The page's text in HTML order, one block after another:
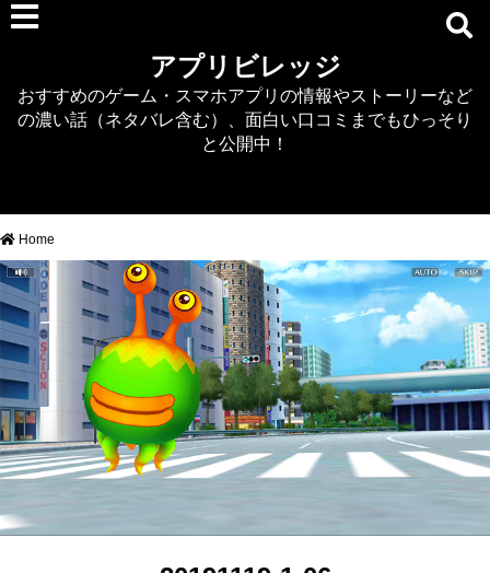
デタリキZ
アナザーエデン
RTS/MOBA
アクション
シミュレーション
牧場婚活
DEAD OR ALIVE XVV
パズル/クイズ
ノベル
おすすめ
アプリビレッジ
おすすめのゲーム・スマホアプリの情報やストーリーなど
の濃い話（ネタバレ含む）、面白い口コミまでもひっそり
と公開中！
Home